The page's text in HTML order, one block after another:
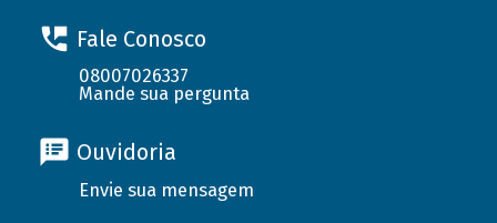
Fale Conosco
08007026337
Mande sua pergunta
Ouvidoria
Envie sua mensagem